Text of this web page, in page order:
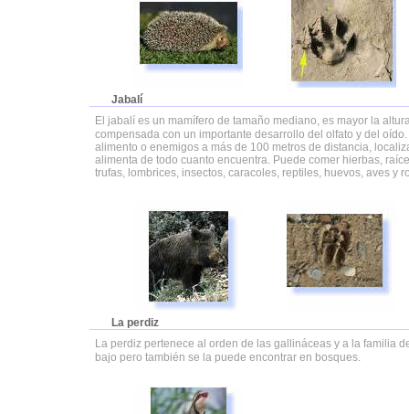
Jabalí
El jabalí es un mamífero de tamaño mediano, es mayor la
compensada con un importante desarrollo del olfato y del
alimento o enemigos a más de 100 metros de distancia,
alimenta de todo cuanto encuentra. Puede comer hierbas,
trufas, lombrices, insectos, caracoles, reptiles, huevos, aves y
La perdiz
La perdiz pertenece al orden de las gallináceas y a la familia
bajo pero también se la puede encontrar en bosques.